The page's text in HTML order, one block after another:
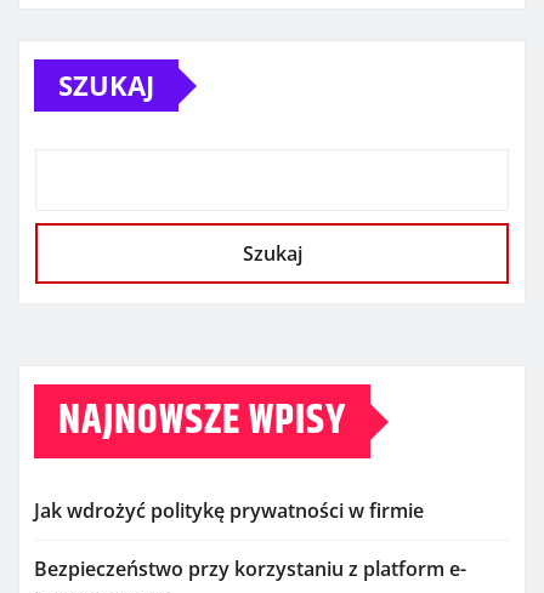
SZUKAJ
Szukaj
NAJNOWSZE WPISY
Jak wdrożyć politykę prywatności w firmie
Bezpieczeństwo przy korzystaniu z platform e-